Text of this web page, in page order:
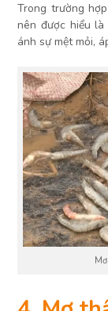
Trong trường
nên được hiểu
ánh sự mệt mỏi,